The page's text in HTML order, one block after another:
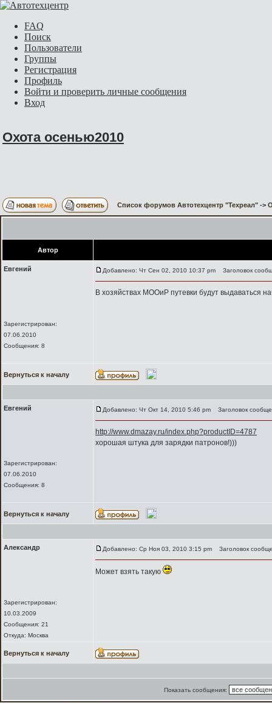
FAQ
Поиск
Пользователи
Группы
Регистрация
Профиль
Войти и проверить личные сообщения
Вход
Охота осенью2010
Список форумов Автотехцентр "Техреал" ->
Автор
Евгений
Зарегистрирован:
07.06.2010
Сообщения: 8
Добавлено: Чт Сен 02, 2010 10:37 pm Заголовок
В хозяйствах МООиР путевки будут выдаваться
Вернуться к началу
Евгений
Зарегистрирован:
07.06.2010
Сообщения: 8
Добавлено: Чт Окт 14, 2010 5:46 pm Заголовок
http://www.dmazay.ru/index.php?productID=4787
хорошая штука для зарядки патронов!)))
Вернуться к началу
Александр
Зарегистрирован:
10.03.2009
Сообщения: 21
Откуда: Москва
Добавлено: Ср Ноя 03, 2010 3:15 pm Заголовок
Может взять такую
Вернуться к началу
Показать сообщения: